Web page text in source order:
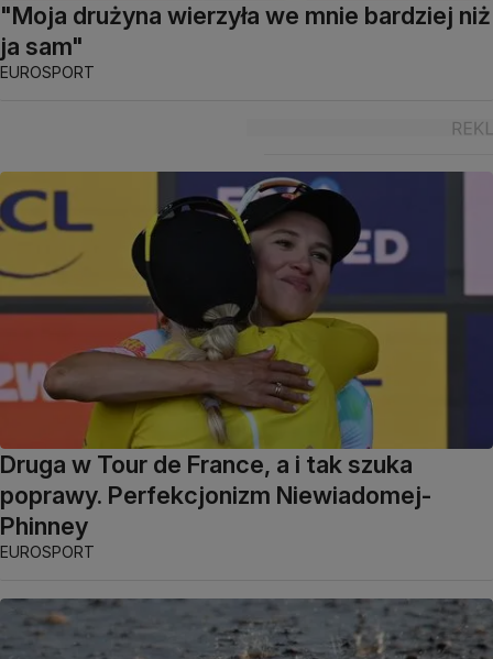
"Moja drużyna wierzyła we mnie bardziej niż
ja sam"
EUROSPORT
Druga w Tour de France, a i tak szuka
poprawy. Perfekcjonizm Niewiadomej-
Phinney
EUROSPORT